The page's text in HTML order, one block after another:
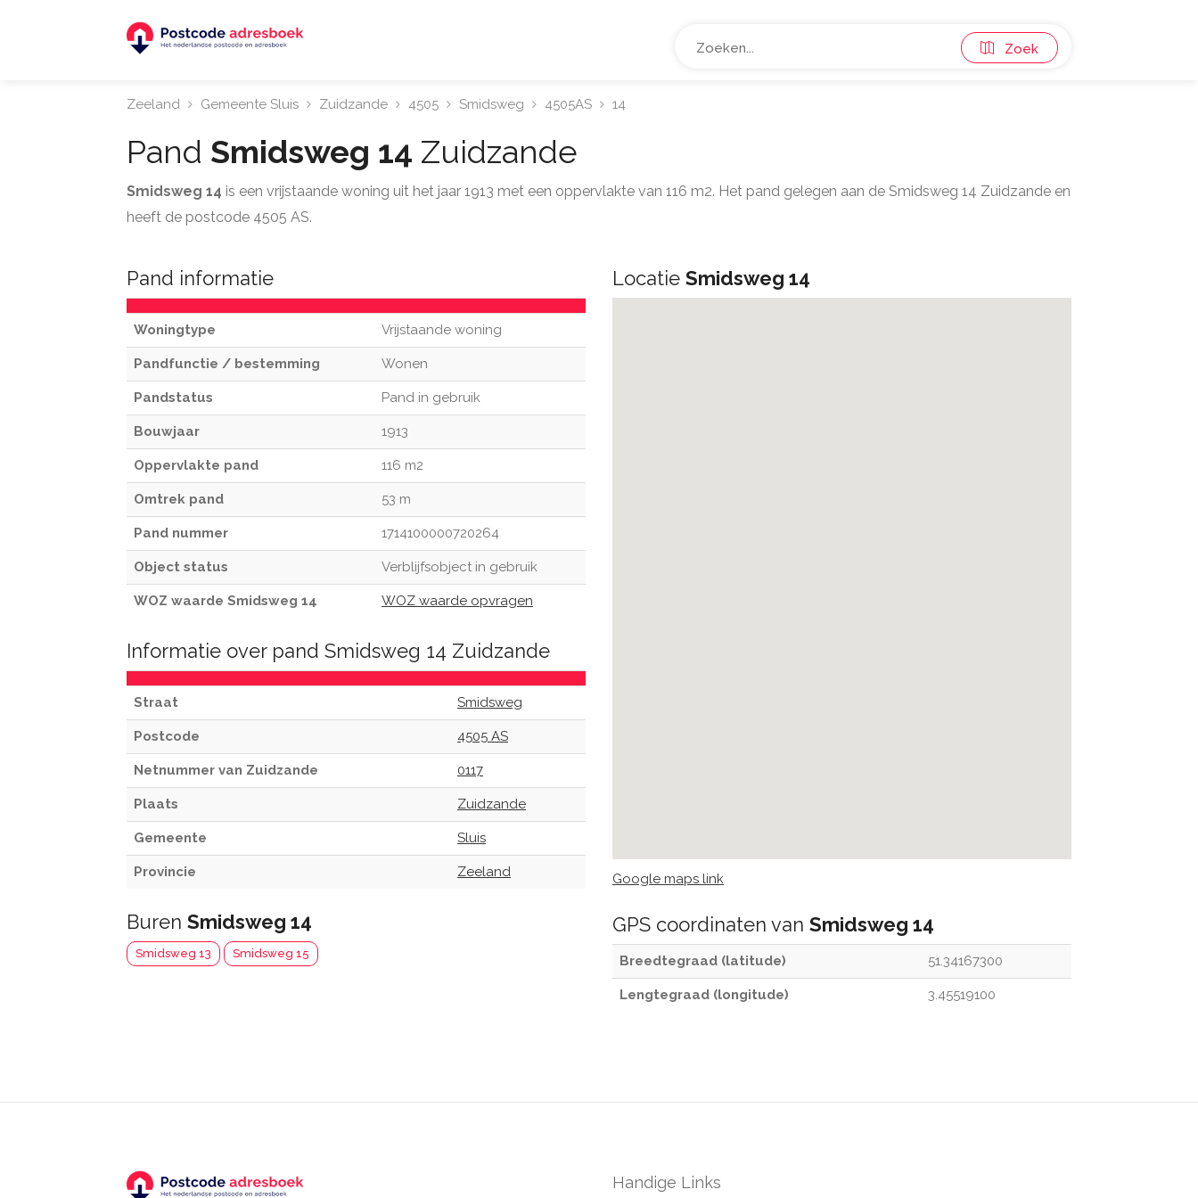
Zoek
Zeeland Gemeente Sluis Zuidzande 4505 Smidsweg 4505AS 14
Pand Smidsweg 14 Zuidzande
Smidsweg 14 is een vrijstaande woning uit het jaar 1913 met een oppervlakte van 116 m2. Het pand gelegen aan de Smidsweg 14 Zuidzande en
heeft de postcode 4505 AS.
Pand informatie
Woningtype Vrijstaande woning
Pandfunctie / bestemming Wonen
Pandstatus Pand in gebruik
Bouwjaar 1913
Oppervlakte pand 116 m2
Omtrek pand 53 m
Pand nummer 1714100000720264
Object status Verblijfsobject in gebruik
WOZ waarde Smidsweg 14 WOZ waarde opvragen
Informatie over pand Smidsweg 14 Zuidzande
Straat Smidsweg
Postcode 4505 AS
Netnummer van Zuidzande 0117
Plaats Zuidzande
Gemeente Sluis
Provincie Zeeland
Buren Smidsweg 14
Smidsweg 13 Smidsweg 15
Locatie Smidsweg 14
Google maps link
GPS coordinaten van Smidsweg 14
Breedtegraad (latitude) 51.34167300
Lengtegraad (longitude) 3.45519100
Handige Links